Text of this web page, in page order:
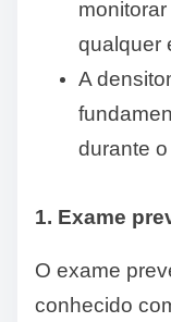
qualquer
A
durante
1. Exame
O exame
conhecido